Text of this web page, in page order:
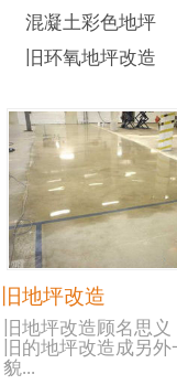
混凝土彩色地坪
旧环氧地坪改造
旧地坪改造
旧地坪改造顾名思
旧的地坪改造成另
貌...